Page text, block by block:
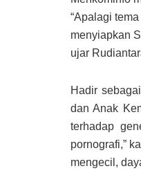
“Apalagi
menyiapkan
ujar
Hadir
dan Anak
terhadap
pornografi,”
mengecil,